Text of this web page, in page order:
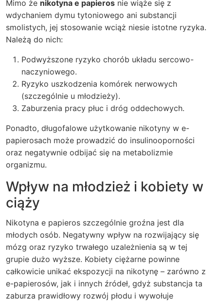
Mimo że nikotyna e papieros nie wiąże się z
wdychaniem dymu tytoniowego ani substancji
smolistych, jej stosowanie wciąż niesie istotne ryzyka.
Należą do nich:
Podwyższone ryzyko chorób układu sercowo-
naczyniowego.
Ryzyko uszkodzenia komórek nerwowych
(szczególnie u młodzieży).
Zaburzenia pracy płuc i dróg oddechowych.
Ponadto, długofalowe użytkowanie nikotyny w e-
papierosach może prowadzić do insulinooporności
oraz negatywnie odbijać się na metabolizmie
organizmu.
Wpływ na młodzież i kobiety w
ciąży
Nikotyna e papieros szczególnie groźna jest dla
młodych osób. Negatywny wpływ na rozwijający się
mózg oraz ryzyko trwałego uzależnienia są w tej
grupie dużo wyższe. Kobiety ciężarne powinne
całkowicie unikać ekspozycji na nikotynę – zarówno z
e-papierosów, jak i innych źródeł, gdyż substancja ta
zaburza prawidłowy rozwój płodu i wywołuje